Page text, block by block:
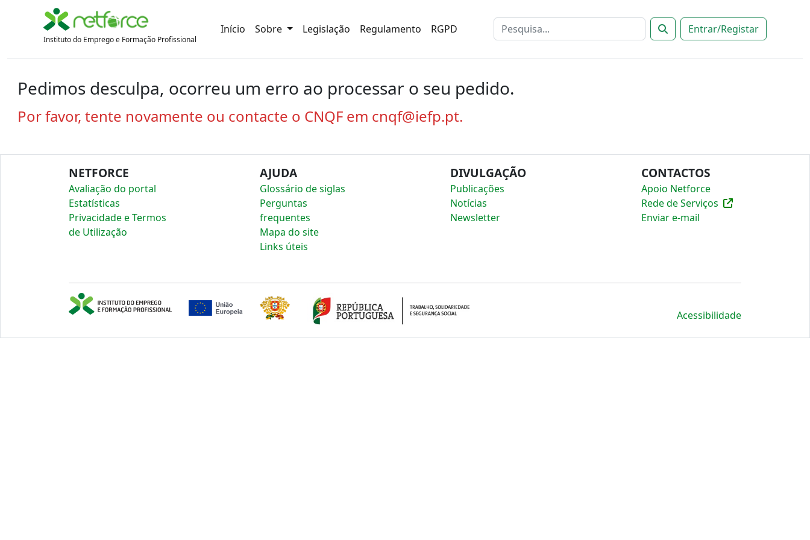
Instituto do Emprego e Formação Profissional
Início Sobre Legislação Regulamento RGPD Entrar/Registar
Pedimos desculpa, ocorreu um erro ao processar o seu pedido.
Por favor, tente novamente ou contacte o CNQF em cnqf@iefp.pt.
NETFORCE
Avaliação do portal
Estatísticas
Privacidade e Termos
de Utilização
AJUDA
Glossário de siglas
Perguntas
frequentes
Mapa do site
Links úteis
DIVULGAÇÃO
Publicações
Notícias
Newsletter
CONTACTOS
Apoio Netforce
Rede de Serviços
Enviar e-mail
Acessibilidade